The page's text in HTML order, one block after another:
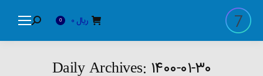
ریال 0
Search:
Daily Archives: ۱۴۰۰-۰۱-۳۰